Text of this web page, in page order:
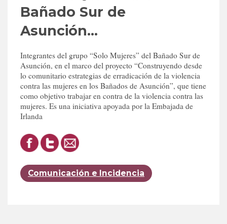
Bañado Sur de
Asunción…
Integrantes del grupo “Solo Mujeres” del Bañado Sur de
Asunción, en el marco del proyecto “Construyendo desde
lo comunitario estrategias de erradicación de la violencia
contra las mujeres en los Bañados de Asunción”, que tiene
como objetivo trabajar en contra de la violencia contra las
mujeres. Es una iniciativa apoyada por la Embajada de
Irlanda
Comunicación e Incidencia